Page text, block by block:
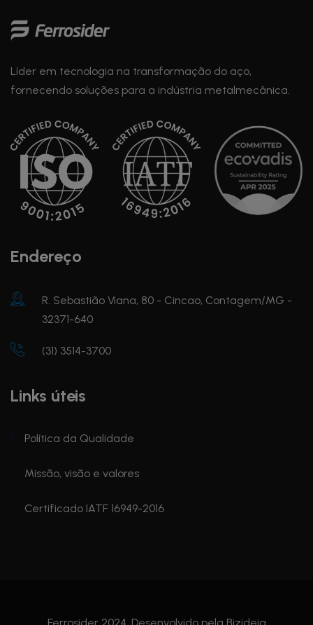
Líder em tecnologia na transformação do aço,
fornecendo soluções para a indústria metalmecânica.
Endereço
R. Sebastião Viana, 80 - Cincao, Contagem/MG -
32371-640
(31) 3514-3700
Links úteis
Política da Qualidade
Missão, visão e valores
Certificado IATF 16949-2016
Ferrosider 2024. Desenvolvido pela Bizideia